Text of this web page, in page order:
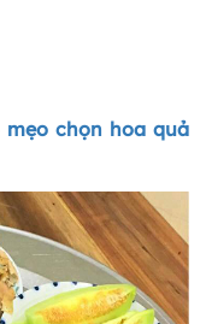
mẹo chọn hoa quả